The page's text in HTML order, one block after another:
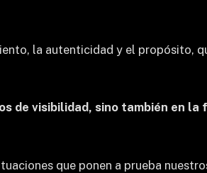
la autenticidad y el propósito,
de visibilidad, sino también en la
que ponen a prueba